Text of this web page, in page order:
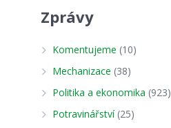
Zprávy
Komentujeme (10)
Mechanizace (38)
Politika a ekonomika (923)
Potravinářství(25)